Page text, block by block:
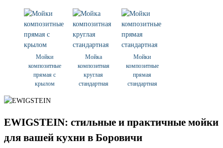
Мойки
композитные
прямая с
крылом
Мойка
композитная
круглая
стандартная
Мойки
композитные
прямая
стандартная
EWIGSTEIN: стильные и практичные мойки
для вашей кухни в Боровичи